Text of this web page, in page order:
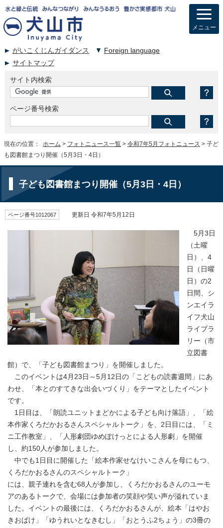
がいこくじんガイダンス
Foreign language
サイトマップ
サイト内検索
ページ番号検索
メニュー
現在の位置： ホーム > フォトニュース一覧 > 令和7年5月フォトニュース > 子ど
も図書館まつり開催（5月3日・4日）
子ども図書館まつり開催（5月3日・4日）
ページ番号1012067 更新日 令和7年5月12日
5月3日
（土曜
日）、4
日（日曜
日）の2
日間、シ
ンエイラ
イフ犬山
ライブラ
リー（市
立図書
館）で、「子ども図書館まつり」を開催しました。
このイベントは4月23日～5月12日の「こどもの読書週間」にあ
わせ、「本とのすてきな出会いづくり」をテーマとしたイベント
です。
1日目は、「朗読ユニットまどかによる子ども向け落語」、「絵
本作家くろだかおるさんスペシャルトーク」を、2日目には、「ミ
ニ工作教室」、「人形劇団ゆめぽけっとによる人形劇」を開催
し、約150人が参加しました。
中でも1日目に開催した「絵本作家せなけいこさんを母にもつ、
くろだかおるさんのスペシャルトーク」
には、親子連れを含む68人が参加し、くろだかおるさんのユーモ
アのあるトークで、会場には参加者の笑顔や笑い声が溢れていま
した。イベントの最後には、くろだかおるさんが、絵本「はやお
きおばけ」「ゆうれいとなきむし」「おとうふ2ちょう」の3冊の